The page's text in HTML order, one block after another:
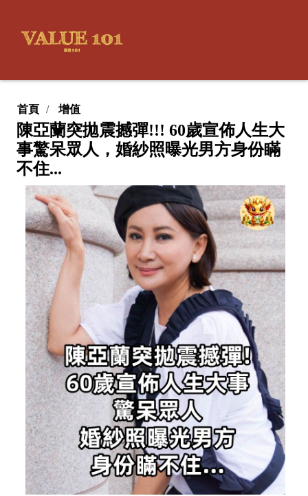
首頁 增值
陳亞蘭突拋震撼彈!!! 60歲宣佈人生大
事驚呆眾人，婚紗照曝光男方身份瞞
不住...